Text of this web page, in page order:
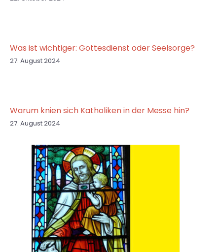
Was ist wichtiger: Gottesdienst oder Seelsorge?
27. August 2024
Warum knien sich Katholiken in der Messe hin?
27. August 2024